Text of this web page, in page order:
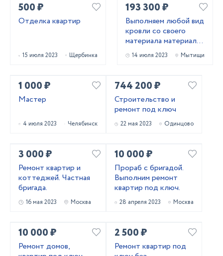
500 ₽
Отделка квартир
15 июля 2023 Щербинка
193 300 ₽
Выполняем любой вид
кровли со своего
материала материалы
заказчика
14 июля 2023 Мытищи
1 000 ₽
Мастер
4 июля 2023 Челябинск
744 200 ₽
Строительство и
ремонт под ключ
22 мая 2023 Одинцово
3 000 ₽
Ремонт квартир и
коттеджей. Частная
бригада.
16 мая 2023 Москва
10 000 ₽
Прораб с бригадой.
Выполним ремонт
квартир под ключ.
28 апреля 2023 Москва
10 000 ₽
Ремонт домов,
2 500 ₽
Ремонт квартир под